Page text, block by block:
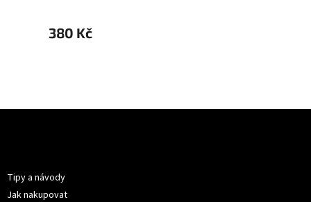
380 Kč
Tipy a návody
Jak nakupovat